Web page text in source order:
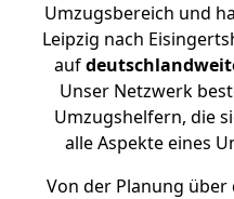
Umzugsbereich und
Leipzig nach
auf
Unser Netzwerk
Umzugshelfern, die
alle Aspekte eines
Von der Planung